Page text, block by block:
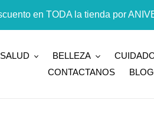
en TODA la tienda por
SALUD BELLEZA
CONTACTANOS
BLOG